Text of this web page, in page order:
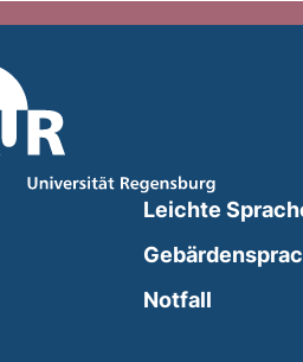
opens in a new window)
Leichte
Notfall